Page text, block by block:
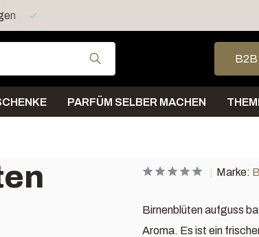
> 40 Euro Kostenloser Versand > 60
Verwende die Pfeile nach
B2B
PARFÜM SELBER MACHEN
Marke:
Birnenblüten aufguss
Aroma. Es ist ein